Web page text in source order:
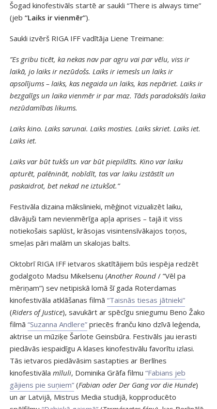
Šogad kinofestivāls startē ar saukli “There is always time”
(jeb “Laiks ir vienmēr”).
Saukli izvērš RIGA IFF vadītāja Liene Treimane:
”Es gribu ticēt, ka nekas nav par agru vai par vēlu, viss ir
laikā, jo laiks ir nezūdošs. Laiks ir iemesls un laiks ir
apsolījums – laiks, kas negaida un laiks, kas nepāriet. Laiks ir
bezgalīgs un laika vienmēr ir par maz. Tāds paradoksāls laika
nezūdamības likums.
Laiks kino. Laiks sarunai. Laiks mosties. Laiks skriet. Laiks iet.
Laiks iet.
Laiks var būt tukšs un var būt piepildīts. Kino var laiku
apturēt, palēnināt, nobīdīt, tas var laiku izstāstīt un
paskaidrot, bet nekad ne iztukšot.”
Festivāla dizaina mākslinieki, mēģinot vizualizēt laiku,
dāvājuši tam nevienmērīga apļa aprises – tajā it viss
notiekošais saplūst, krāsojas visintensīvākajos toņos,
smeļas pāri malām un skalojas balts.
Oktobrī RIGA IFF ietvaros skatītājiem būs iespēja redzēt
godalgoto Madsu Mikelsenu (Another Round / ”Vēl pa
mēriņam”) sev netipiskā lomā šī gada Roterdamas
kinofestivāla atklāšanas filmā “Taisnās tiesas jātnieki”
(Riders of Justice), savukārt ar spēcīgu sniegumu Beno Žako
filmā “Suzanna Andlere” priecēs franču kino dzīvā leģenda,
aktrise un mūziķe Šarlote Geinsbūra. Festivāls jau ierasti
piedāvās iespaidīgu A klases kinofestivālu favorītu izlasi.
Tās ietvaros piedāvāsim sastapties ar Berlīnes
kinofestivāla mīluli, Dominika Grāfa filmu “Fabians jeb
gājiens pie suņiem” (Fabian oder Der Gang vor die Hunde)
un ar Latvijā, Mistrus Media studijā, kopproducēto